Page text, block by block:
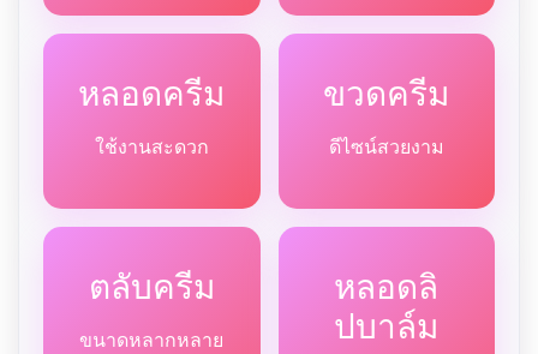
หลอดครีม
ใช้งานสะดวก
ขวดครีม
ดีไซน์สวยงาม
ตลับครีม
ขนาดหลากหลาย
หลอดลิ
ปบาล์ม